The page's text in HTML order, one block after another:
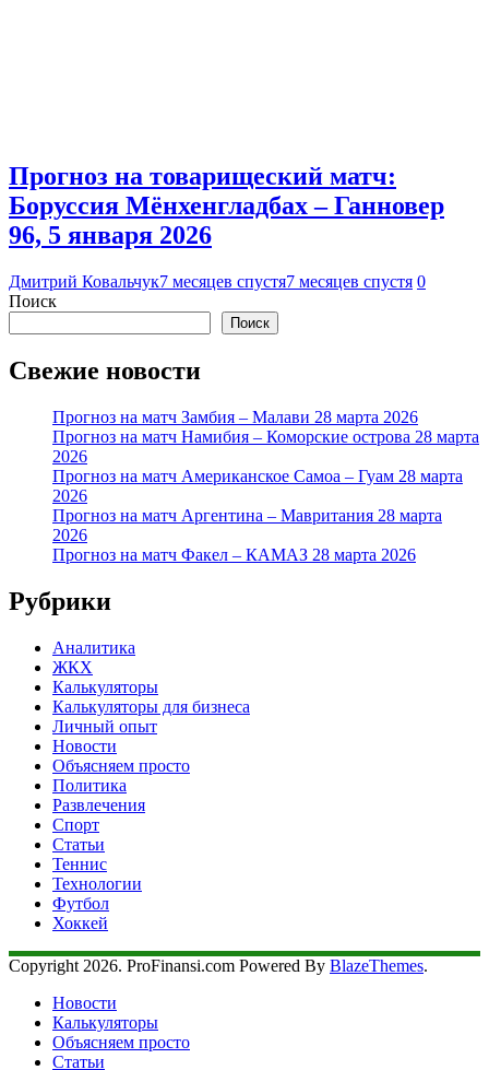
Прогноз на товарищеский матч:
Боруссия Мёнхенгладбах – Ганновер
96, 5 января 2026
Дмитрий Ковальчук7 месяцев спустя7 месяцев спустя 0
Поиск
Поиск
Свежие новости
Прогноз на матч Замбия – Малави 28 марта 2026
Прогноз на матч Намибия – Коморские острова 28 марта
2026
Прогноз на матч Американское Самоа – Гуам 28 марта
2026
Прогноз на матч Аргентина – Мавритания 28 марта
2026
Прогноз на матч Факел – КАМАЗ 28 марта 2026
Рубрики
Аналитика
ЖКХ
Калькуляторы
Калькуляторы для бизнеса
Личный опыт
Новости
Объясняем просто
Политика
Развлечения
Спорт
Статьи
Теннис
Технологии
Футбол
Хоккей
Copyright 2026. ProFinansi.com Powered By BlazeThemes.
Новости
Калькуляторы
Объясняем просто
Статьи